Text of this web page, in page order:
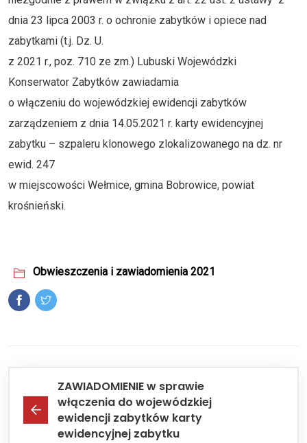
dnia 23 lipca 2003 r. o ochronie zabytków i opiece nad
zabytkami (t.j. Dz. U.
z 2021 r., poz. 710 ze zm.) Lubuski Wojewódzki
Konserwator Zabytków zawiadamia
o włączeniu do wojewódzkiej ewidencji zabytków
zarządzeniem z dnia 14.05.2021 r. karty ewidencyjnej
zabytku – szpaleru klonowego zlokalizowanego na dz. nr
ewid. 247
w miejscowości Wełmice, gmina Bobrowice, powiat
krośnieński.
Obwieszczenia i zawiadomienia 2021
ZAWIADOMIENIE w sprawie
włączenia do wojewódzkiej
ewidencji zabytków karty
ewidencyjnej zabytku